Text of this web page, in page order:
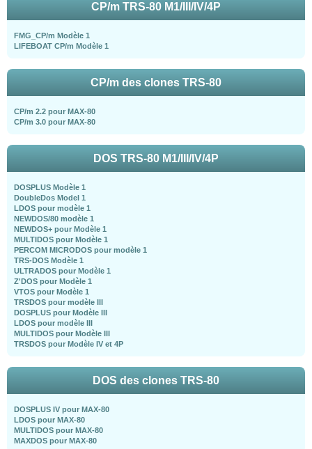
CP/m TRS-80 M1/III/IV/4P
FMG_CP/m Modèle 1
LIFEBOAT CP/m Modèle 1
CP/m des clones TRS-80
CP/m 2.2 pour MAX-80
CP/m 3.0 pour MAX-80
DOS TRS-80 M1/III/IV/4P
DOSPLUS Modèle 1
DoubleDos Model 1
LDOS pour modèle 1
NEWDOS/80 modèle 1
NEWDOS+ pour Modèle 1
MULTIDOS pour Modèle 1
PERCOM MICRODOS pour modèle 1
TRS-DOS Modèle 1
ULTRADOS pour Modèle 1
Z'DOS pour Modèle 1
VTOS pour Modèle 1
TRSDOS pour modèle III
DOSPLUS pour Modèle III
LDOS pour modèle III
MULTIDOS pour Modèle III
TRSDOS pour Modèle IV et 4P
DOS des clones TRS-80
DOSPLUS IV pour MAX-80
LDOS pour MAX-80
MULTIDOS pour MAX-80
MAXDOS pour MAX-80